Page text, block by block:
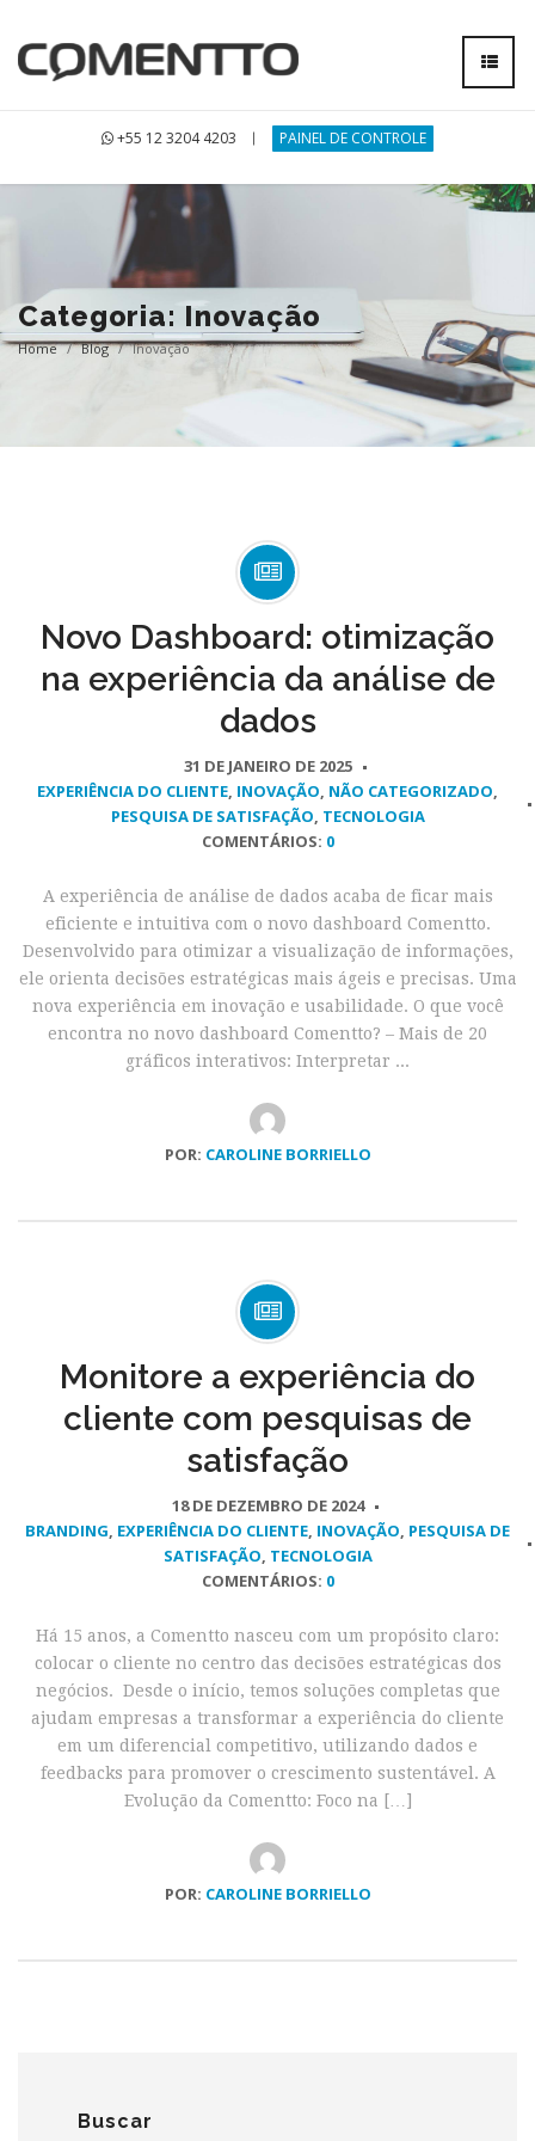
+55 12 3204 4203 PAINEL DE CONTROLE
Categoria: Inovação
Home / Blog / Inovação
Novo Dashboard: otimização
na experiência da análise de
dados
31 DE JANEIRO DE 2025
EXPERIÊNCIA DO CLIENTE, INOVAÇÃO, NÃO CATEGORIZADO,
PESQUISA DE SATISFAÇÃO, TECNOLOGIA
COMENTÁRIOS: 0
A experiência de análise de dados acaba de ficar mais
eficiente e intuitiva com o novo dashboard Comentto.
Desenvolvido para otimizar a visualização de informações,
ele orienta decisões estratégicas mais ágeis e precisas. Uma
nova experiência em inovação e usabilidade. O que você
encontra no novo dashboard Comentto? – Mais de 20
gráficos interativos: Interpretar ...
POR: CAROLINE BORRIELLO
Monitore a experiência do
cliente com pesquisas de
satisfação
18 DE DEZEMBRO DE 2024
BRANDING, EXPERIÊNCIA DO CLIENTE, INOVAÇÃO, PESQUISA DE
SATISFAÇÃO, TECNOLOGIA
COMENTÁRIOS: 0
Há 15 anos, a Comentto nasceu com um propósito claro:
colocar o cliente no centro das decisões estratégicas dos
negócios. Desde o início, temos soluções completas que
ajudam empresas a transformar a experiência do cliente
em um diferencial competitivo, utilizando dados e
feedbacks para promover o crescimento sustentável. A
Evolução da Comentto: Foco na […]
POR: CAROLINE BORRIELLO
Buscar